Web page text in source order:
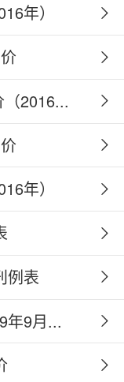
年）
（2016...
年）
例表
年9月...